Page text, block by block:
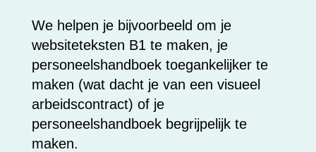
We helpen je bijvoorbeeld om je
websiteteksten B1 te maken, je
personeelshandboek toegankelijker te
maken (wat dacht je van een visueel
arbeidscontract) of je
personeelshandboek begrijpelijk te
maken.